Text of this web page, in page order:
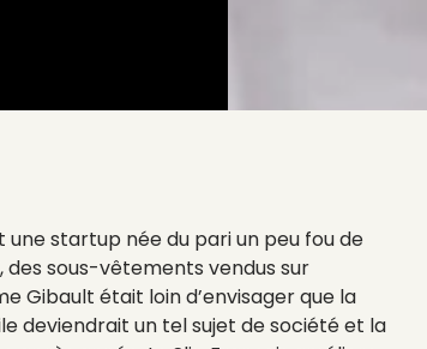
une startup née du pari un peu fou de
des sous-vêtements vendus sur
Gibault était loin d’envisager que la
deviendrait un tel sujet de société et la